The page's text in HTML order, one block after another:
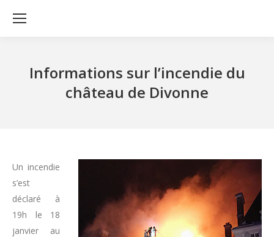
Informations sur l’incendie du
château de Divonne
Un incendie
s’est
déclaré à
19h le 18
janvier au